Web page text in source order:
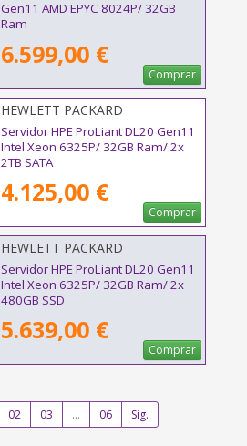
Gen11 AMD EPYC 8024P/ 32GB
Ram
6.599,00 €
Comprar
HEWLETT PACKARD
ENTERPRISE - P87462-425
Servidor HPE ProLiant DL20 Gen11
Intel Xeon 6325P/ 32GB Ram/ 2x
2TB SATA
4.125,00 €
Comprar
HEWLETT PACKARD
ENTERPRISE - P87465-425
Servidor HPE ProLiant DL20 Gen11
Intel Xeon 6325P/ 32GB Ram/ 2x
480GB SSD
5.639,00 €
Comprar
02 03 ... 06 Sig.